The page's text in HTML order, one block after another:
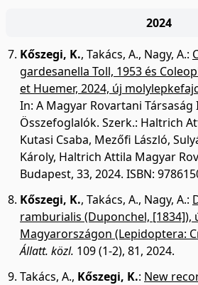
2024
Kőszegi, K., Takács, A., Nagy, A.:
gardesanella Toll, 1953 és
et Huemer, 2024, új
In: A Magyar Rovartani Társaság
Összefoglalók. Szerk.: Haltrich
Kutasi Csaba, Mezőfi László,
Károly, Haltrich Attila Magyar
Budapest, 33, 2024. ISBN:
Kőszegi, K., Takács, A., Nagy, A.:
ramburialis (Duponchel, [1834]),
Magyarországon (Lepidoptera:
Állatt. közl. 109 (1-2), 81, 2024.
Takács, A., Kőszegi, K.: New